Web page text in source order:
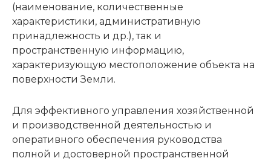
(наименование, количественные
характеристики, административную
принадлежность и др.), так и
пространственную информацию,
характеризующую местоположение объекта на
поверхности Земли.
Для эффективного управления хозяйственной
и производственной деятельностью и
оперативного обеспечения руководства
полной и достоверной пространственной